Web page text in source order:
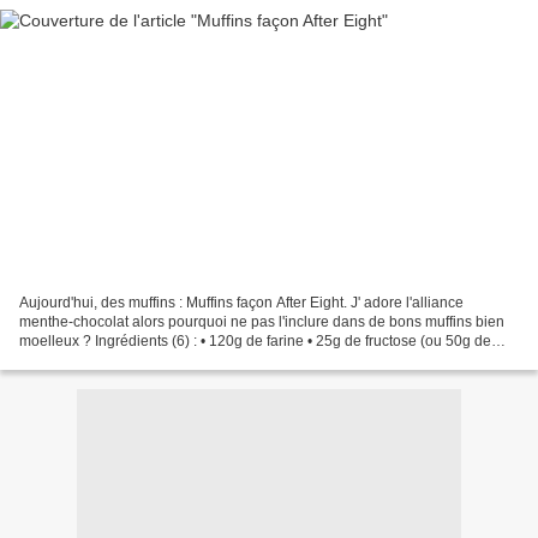
Aujourd'hui, des muffins : Muffins façon After Eight. J' adore l'alliance
menthe-chocolat alors pourquoi ne pas l'inclure dans de bons muffins bien
moelleux ? Ingrédients (6) : • 120g de farine • 25g de fructose (ou 50g de